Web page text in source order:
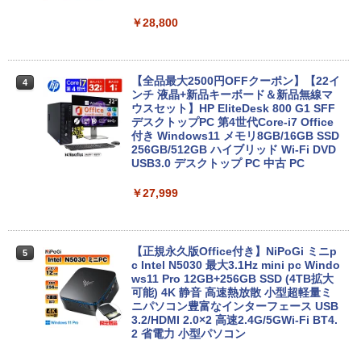
C/中古 パソコン 中古PC 中古ノートパソ
￥26,800
【整備済み品】 15.6インチ 第11世代Inte
l N5095 FHD1920*1080IPS液晶 最大メ
モリ16GB SSD1TB Office付きパソコン
MicrosoftOffice2024可 日本語配列キー
IFI Bluetooth ノートパソコン
【マラソンP5倍/10%オフクーポン】中古
ノートパソコン HP ProBook 450 G7 第
10世代 Core i5 メモリ16GB SSD256GB
Bluetooth HDMI カメラ Wi-Fi 15.6イン
チ Windows 11 Pro 送料無料 保証付き
￥28,800
4
【全品最大2500円OFFクーポン】【22イ
ンチ 液晶+新品キーボード＆新品無線マ
ウスセット】HP EliteDesk 800 G1 SFF
デスクトップPC 第4世代Core-i7 Office
付き Windows11 メモリ8GB/16GB SSD
256GB/512GB ハイブリッド Wi-Fi DVD
USB3.0 デスクトップ PC 中古 PC
￥27,999
5
【正規永久版Office付き】NiPoGi ミニp
c Intel N5030 最大3.1Hz mini pc Windo
ws11 Pro 12GB+256GB SSD (4TB拡大
可能) 4K 静音 高速熱放散 小型超軽量ミ
ニパソコン豊富なインターフェース USB
3.2/HDMI 2.0×2 高速2.4G/5GWi-Fi BT4.
2 省電力 小型パソコン